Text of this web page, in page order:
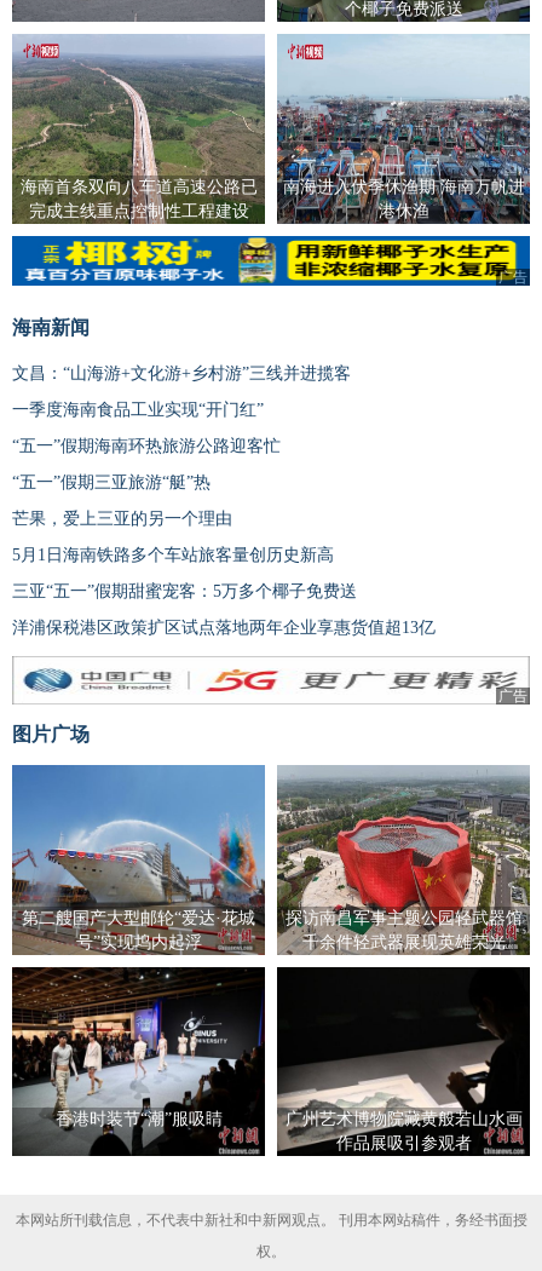
个椰子免费派送
海南首条双向八车道高速公路已
完成主线重点控制性工程建设
南海进入伏季休渔期 海南万帆进
港休渔
广告
海南新闻
文昌：“山海游+文化游+乡村游”三线并进揽客
一季度海南食品工业实现“开门红”
“五一”假期海南环热旅游公路迎客忙
“五一”假期三亚旅游“艇”热
芒果，爱上三亚的另一个理由
5月1日海南铁路多个车站旅客量创历史新高
三亚“五一”假期甜蜜宠客：5万多个椰子免费送
洋浦保税港区政策扩区试点落地两年企业享惠货值超13亿
广告
图片广场
第二艘国产大型邮轮“爱达·花城
号”实现坞内起浮
探访南昌军事主题公园轻武器馆
千余件轻武器展现英雄荣光
香港时装节“潮”服吸睛
广州艺术博物院藏黄般若山水画
作品展吸引参观者
本网站所刊载信息，不代表中新社和中新网观点。 刊用本网站稿件，务经书面授
权。